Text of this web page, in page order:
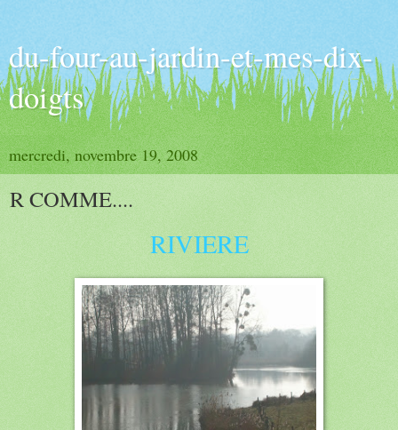
du-four-au-jardin-et-mes-dix-
doigts
mercredi, novembre 19, 2008
R COMME....
RIVIERE